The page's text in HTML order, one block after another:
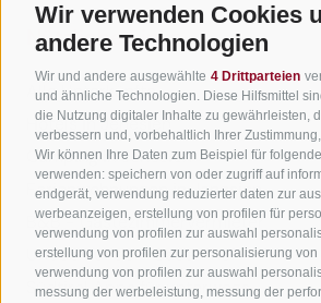
Wir verwenden Cookies
andere Technologien
Wir und andere ausgewählte 4 Drittparteien
und ähnliche Technologien. Diese Hilfsmittel
die Nutzung digitaler Inhalte zu gewährleisten,
verbessern und, vorbehaltlich Ihrer
Wir können Ihre Daten zum Beispiel für
verwenden: speichern von oder zugriff auf
endgerät, verwendung reduzierter daten zur
werbeanzeigen, erstellung von profilen für
verwendung von profilen zur auswahl
erstellung von profilen zur personalisierung von
verwendung von profilen zur auswahl
messung der werbeleistung, messung der
Nützliche Links
Alle Unterkünfte
Hotels in Jenesien
Camping in Jenesien
Ferienwohnungen in Jenesien
B&B - Gästezimmervermieter
Urlaub auf dem Bauernhof
Südtirol Apps für unterwegs
Melde dich jetzt an und hol dir die
unserer sanften Ferienregion direkt
Wir freuen uns auf dich!
Jetzt anmelden!